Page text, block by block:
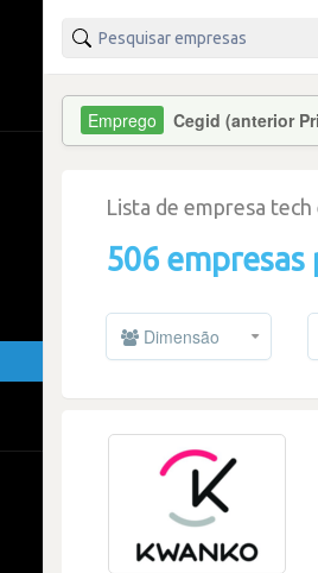
Cegid (anterior
Lista de empresa
506
Dimensão